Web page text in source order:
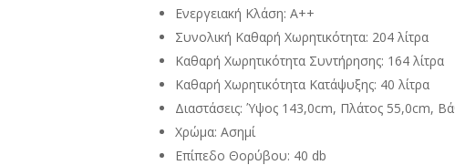
Ενεργειακή Κλάση: Α++
Συνολική Καθαρή Χωρητικότητα: 204 λίτρα
Καθαρή Χωρητικότητα Συντήρησης: 164 λίτρα
Καθαρή Χωρητικότητα Κατάψυξης: 40 λίτρα
Διαστάσεις: Ύψος 143,0cm, Πλάτος 55,0cm,
Χρώμα: Ασημί
Επίπεδο Θορύβου: 40 db